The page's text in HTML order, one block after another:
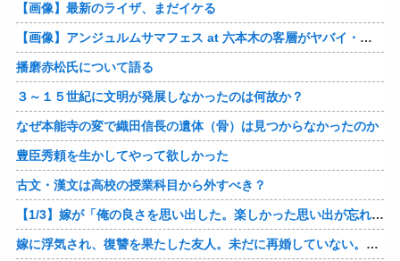
【画像】最新のライザ、まだイケる
【画像】アンジュルムサマフェス at 六本木の客層がヤバイ・・・
播磨赤松氏について語る
３～１５世紀に文明が発展しなかったのは何故か？
なぜ本能寺の変で織田信長の遺体（骨）は見つからなかったのか
豊臣秀頼を生かしてやって欲しかった
古文・漢文は高校の授業科目から外すべき？
【1/3】嫁が「俺の良さを思い出した。楽しかった思い出が忘れられないから間男の申し出を断った。お互い歩み寄ってやり直そう。」と手を握ってくる。どうやら間男に捨てられたようだｗ
嫁に浮気され、復讐を果たした友人。未だに再婚していない。「裏切られるくらいなら、最初からしないほうがマシだ」それ聞いて、なんか泣けちまった…